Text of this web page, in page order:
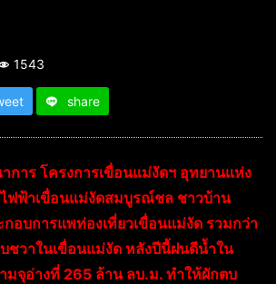
1543
share
การ โครงการเขื่อนแม่งัดฯ อุทยานแห่ง
ฟฟ้าเขื่อนแม่งัดสมบูรณ์ชล ชาวบ้าน
อบการแพท่องเที่ยวเขื่อนแม่งัด รวมกว่า
ชวาในเขื่อนแม่งัด หลังปีนี้ฝนดีน้ำใน
มจุอ่างที่ 265 ล้าน ลบ.ม. ทำให้ผักตบ